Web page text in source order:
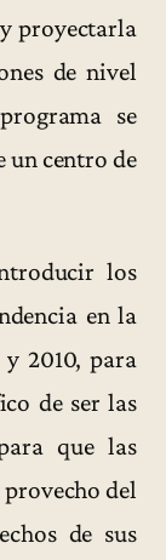
proyectarla
de nivel
se
un centro de
los
en la
2010, para
de ser las
que las
provecho del
de sus